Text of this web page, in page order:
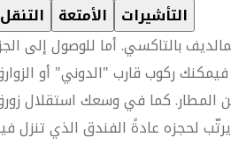
التنقل الأمتعة التأشيرات
بالتاكسي. أما للوصول إلى
ركوب قارب "الدوني" أو
المطار. كما في وسعك استقلال